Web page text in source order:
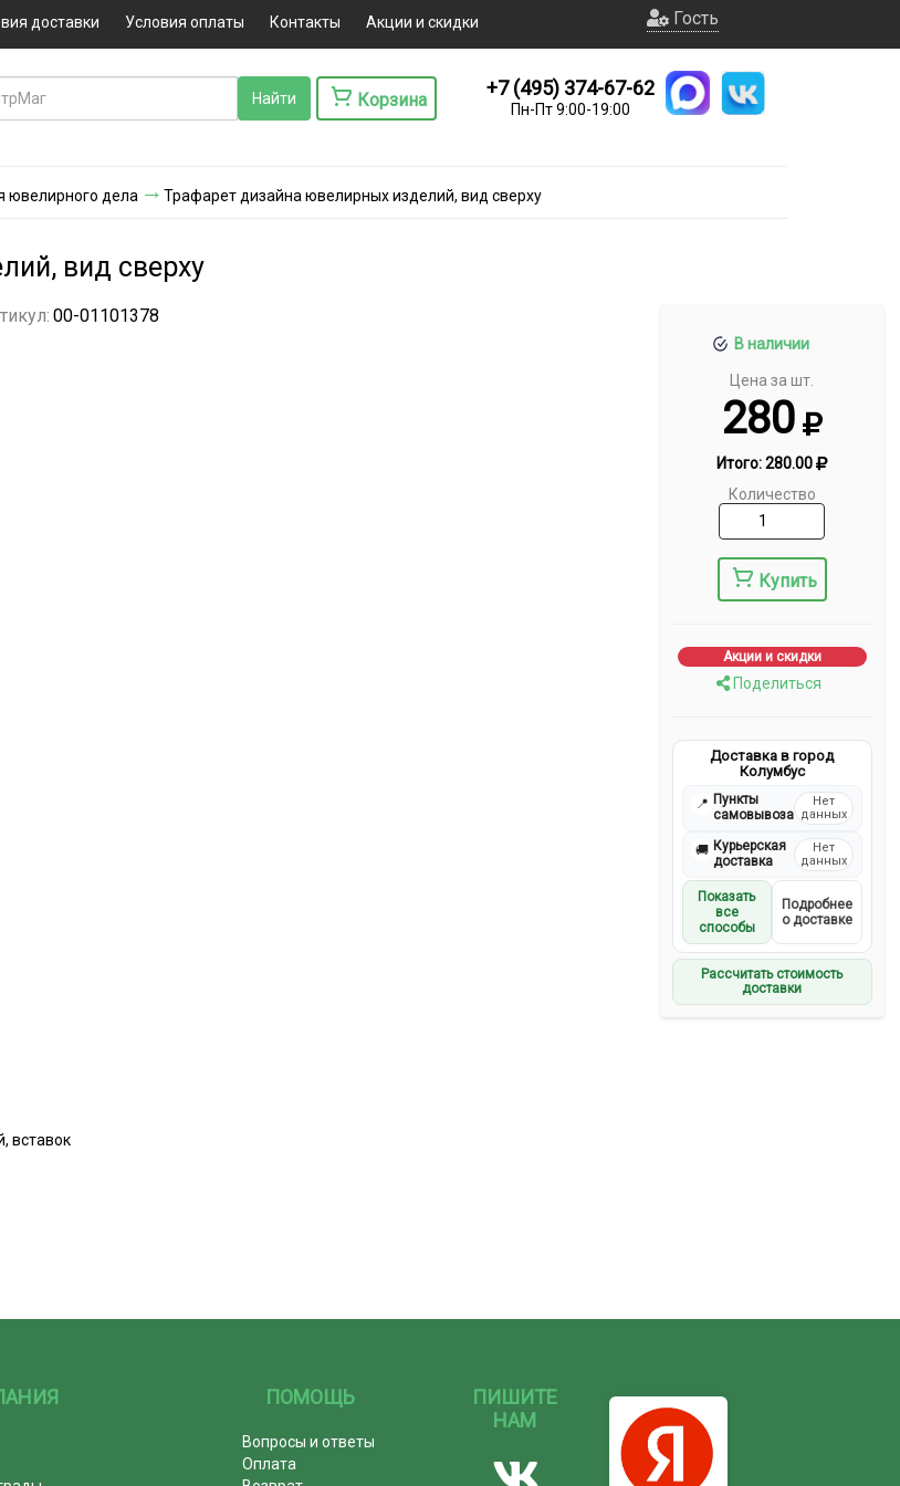
доставки Условия оплаты Контакты Акции и скидки Гость
Корзина
+7 (495) 374-67-62
Пн-Пт 9:00-19:00
ювелирного дела Трафарет дизайна ювелирных изделий, вид сверху
вид сверху
В наличии
Цена за шт.
280
Итого:280.00
Количество
Купить
Акции и скидки
Поделиться
Доставка в город
Колумбус
📍 Пункты
самовывоза
Нет
данных
🚚 Курьерская
доставка
Нет
данных
Показать
все
способы
Подробнее
о доставке
Рассчитать стоимость
доставки
00-01101378
вставок
ПОМОЩЬ
Вопросы и ответы
Оплата
ПИШИТЕ
НАМ